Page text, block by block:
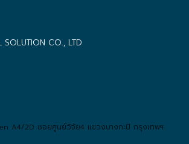
SOLUTION CO., LTD
A4/2D ซอยศูนย์วิจัย4 แขวงบางกะปิ กรุงเทพฯ